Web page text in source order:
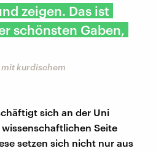
zeigen. Das ist
schönsten Gaben,
mit kurdischem
sich an der Uni
Seite
setzen sich nicht nur aus